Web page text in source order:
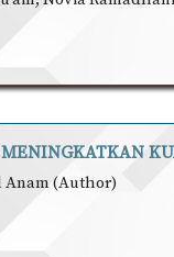
Anam (Author)